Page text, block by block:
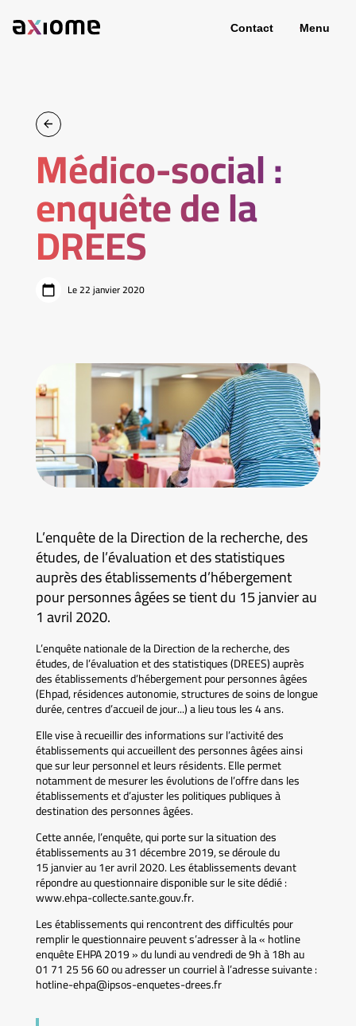
Contact Menu
Médico-social :
enquête de la
DREES
Le 22 janvier 2020
L’enquête de la Direction de la recherche, des
études, de l’évaluation et des statistiques
auprès des établissements d’hébergement
pour personnes âgées se tient du 15 janvier au
1 avril 2020.
L’enquête nationale de la Direction de la recherche, des
études, de l’évaluation et des statistiques (DREES) auprès
des établissements d’hébergement pour personnes âgées
(Ehpad, résidences autonomie, structures de soins de longue
durée, centres d’accueil de jour...) a lieu tous les 4 ans.
Elle vise à recueillir des informations sur l’activité des
établissements qui accueillent des personnes âgées ainsi
que sur leur personnel et leurs résidents. Elle permet
notamment de mesurer les évolutions de l’offre dans les
établissements et d’ajuster les politiques publiques à
destination des personnes âgées.
Cette année, l’enquête, qui porte sur la situation des
établissements au 31 décembre 2019, se déroule du
15 janvier au 1er avril 2020. Les établissements devant
répondre au questionnaire disponible sur le site dédié :
www.ehpa-collecte.sante.gouv.fr.
Les établissements qui rencontrent des difficultés pour
remplir le questionnaire peuvent s’adresser à la « hotline
enquête EHPA 2019 » du lundi au vendredi de 9h à 18h au
01 71 25 56 60 ou adresser un courriel à l’adresse suivante :
hotline-ehpa@ipsos-enquetes-drees.fr